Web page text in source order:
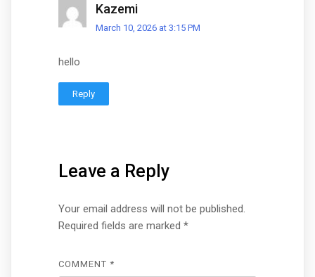
Kazemi
March 10, 2026 at 3:15 PM
hello
Reply
Leave a Reply
Your email address will not be published.
Required fields are marked *
COMMENT *